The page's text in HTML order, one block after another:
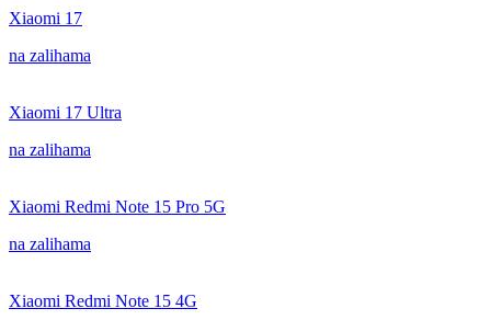
Xiaomi 17
na zalihama
Xiaomi 17 Ultra
na zalihama
Xiaomi Redmi Note 15 Pro 5G
na zalihama
Xiaomi Redmi Note 15 4G